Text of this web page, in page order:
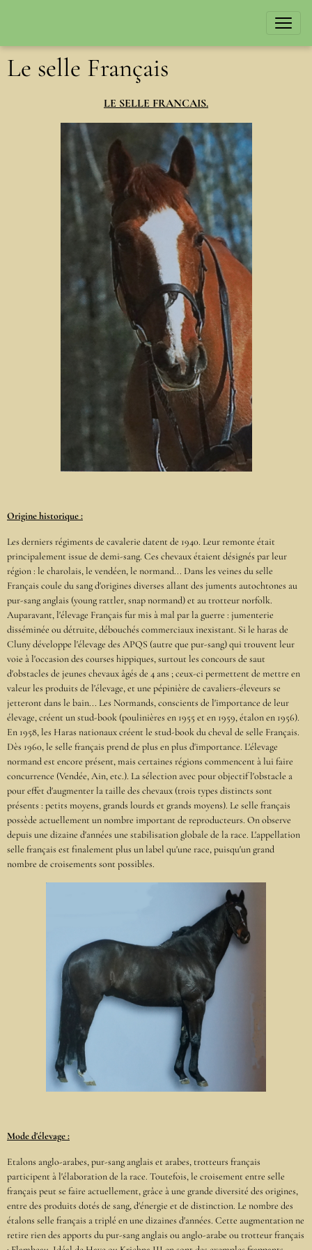
Le selle Français
LE SELLE FRANCAIS.
Origine historique :
Les derniers régiments de cavalerie datent de 1940. Leur remonte était
principalement issue de demi-sang. Ces chevaux étaient désignés par leur
région : le charolais, le vendéen, le normand... Dans les veines du selle
Français coule du sang d'origines diverses allant des juments autochtones au
pur-sang anglais (young rattler, snap normand) et au trotteur norfolk.
Auparavant, l'élevage Français fur mis à mal par la guerre : jumenterie
disséminée ou détruite, débouchés commerciaux inexistant. Si le haras de
Cluny développe l'élevage des APQS (autre que pur-sang) qui trouvent leur
voie à l'occasion des courses hippiques, surtout les concours de saut
d'obstacles de jeunes chevaux âgés de 4 ans ; ceux-ci permettent de mettre en
valeur les produits de l'élevage, et une pépinière de cavaliers-éleveurs se
jetteront dans le bain... Les Normands, conscients de l'importance de leur
élevage, créent un stud-book (poulinières en 1955 et en 1959, étalon en 1956).
En 1958, les Haras nationaux créent le stud-book du cheval de selle Français.
Dès 1960, le selle français prend de plus en plus d'importance. L'élevage
normand est encore présent, mais certaines régions commencent à lui faire
concurrence (Vendée, Ain, etc.). La sélection avec pour objectif l'obstacle a
pour effet d'augmenter la taille des chevaux (trois types distincts sont
présents : petits moyens, grands lourds et grands moyens). Le selle français
possède actuellement un nombre important de reproducteurs. On observe
depuis une dizaine d'années une stabilisation globale de la race. L'appellation
selle français est finalement plus un label qu'une race, puisqu'un grand
nombre de croisements sont possibles.
Mode d'élevage :
Etalons anglo-arabes, pur-sang anglais et arabes, trotteurs français
participent à l'élaboration de la race. Toutefois, le croisement entre selle
français peut se faire actuellement, grâce à une grande diversité des origines,
entre des produits dotés de sang, d'énergie et de distinction. Le nombre des
étalons selle français a triplé en une dizaines d'années. Cette augmentation ne
retire rien des apports du pur-sang anglais ou anglo-arabe ou trotteur français